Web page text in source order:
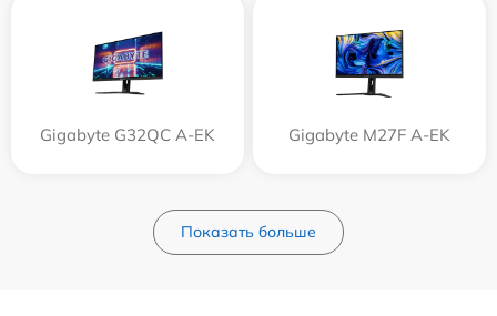
Gigabyte G32QC A-EK Gigabyte M27F A-EK
Показать больше